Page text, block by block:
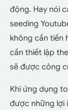
động. Hay nói
seeding
không cần tiến
cần thiết lập
sẽ được công
Khi ứng dụng
được những lợi